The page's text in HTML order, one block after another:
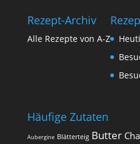
Rezept-Archiv
Alle Rezepte von A-Z
Häufige Zutaten
Aubergine Blätterteig Butter